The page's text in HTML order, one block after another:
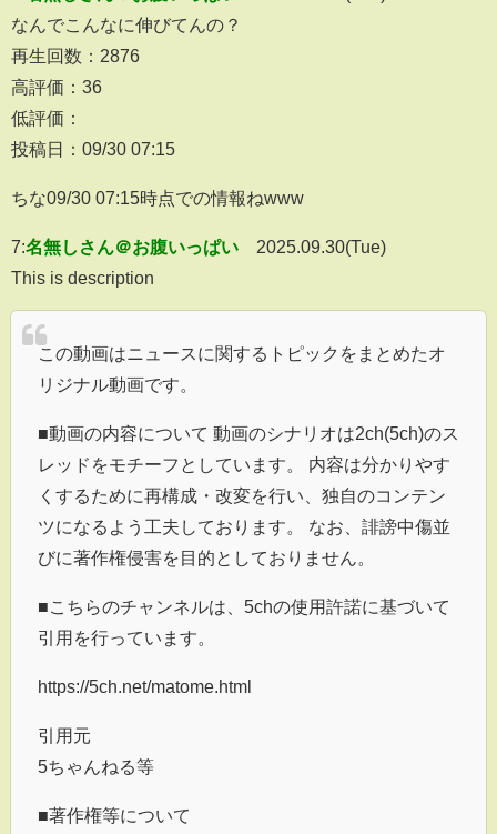
なんでこんなに伸びてんの？
再生回数：2876
高評価：36
低評価：
投稿日：09/30 07:15
ちな09/30 07:15時点での情報ねwww
7:名無しさん＠お腹いっぱい
2025.09.30(Tue)
This is description
この動画はニュースに関するトピックをまとめたオ
リジナル動画です。
■動画の内容について 動画のシナリオは2ch(5ch)のス
レッドをモチーフとしています。 内容は分かりやす
くするために再構成・改変を行い、独自のコンテン
ツになるよう工夫しております。 なお、誹謗中傷並
びに著作権侵害を目的としておりません。
■こちらのチャンネルは、5chの使用許諾に基づいて
引用を行っています。
https://5ch.net/matome.html
引用元
5ちゃんねる等
■著作権等について